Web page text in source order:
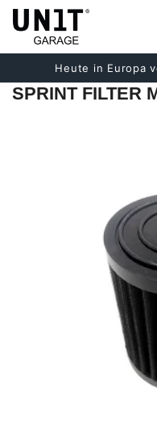
Heute in Europa
SPRINT FILTER